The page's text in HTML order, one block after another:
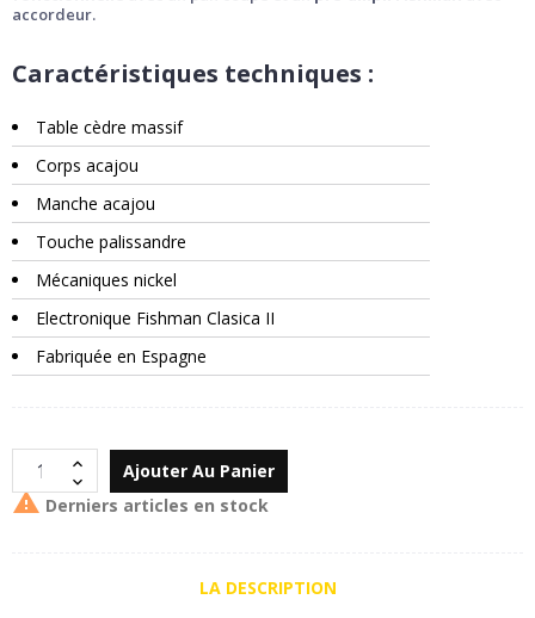
accordeur.
Caractéristiques techniques :
Table cèdre massif
Corps acajou
Manche acajou
Touche palissandre
Mécaniques nickel
Electronique Fishman Clasica II
Fabriquée en Espagne
Ajouter Au Panier
 Derniers articles en stock
LA DESCRIPTION